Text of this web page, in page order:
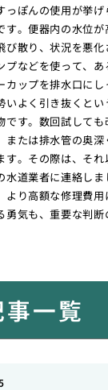
っぽんの使用が挙
す。便器内の水位
び散り、状況を悪
プなどを使って、
カップを排水口に
いよく引き抜くとい
です。数回試して
または排水管の奥
す。その際は、そ
道業者に連絡しま
より高額な修理費
勇気も、重要な判断
一覧